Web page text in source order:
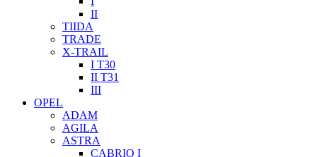
II
TIIDA
TRADE
X-TRAIL
I T30
II T31
III
OPEL
ADAM
AGILA
ASTRA
CABRIO I